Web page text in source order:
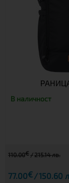
В наличност
110.00€ 215.14 лв.
77.00€ 150.60